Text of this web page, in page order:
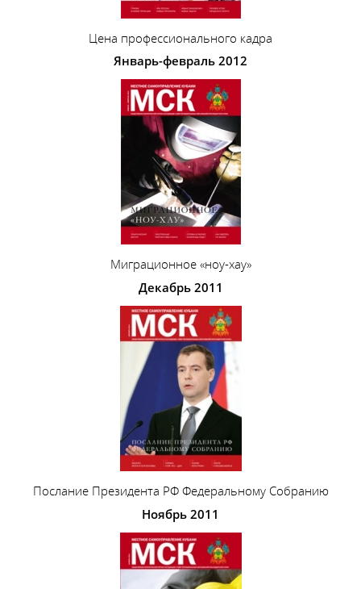
Цена профессионального кадра
Январь-февраль 2012
Миграционное «ноу-хау»
Декабрь 2011
Послание Президента РФ Федеральному Собранию
Ноябрь 2011